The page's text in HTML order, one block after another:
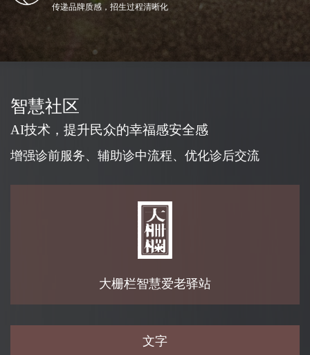
传递品牌质感，招生过程清晰化
智慧社区
AI技术，提升民众的幸福感安全感
增强诊前服务、辅助诊中流程、优化诊后交流
大栅栏智慧爱老驿站
文字